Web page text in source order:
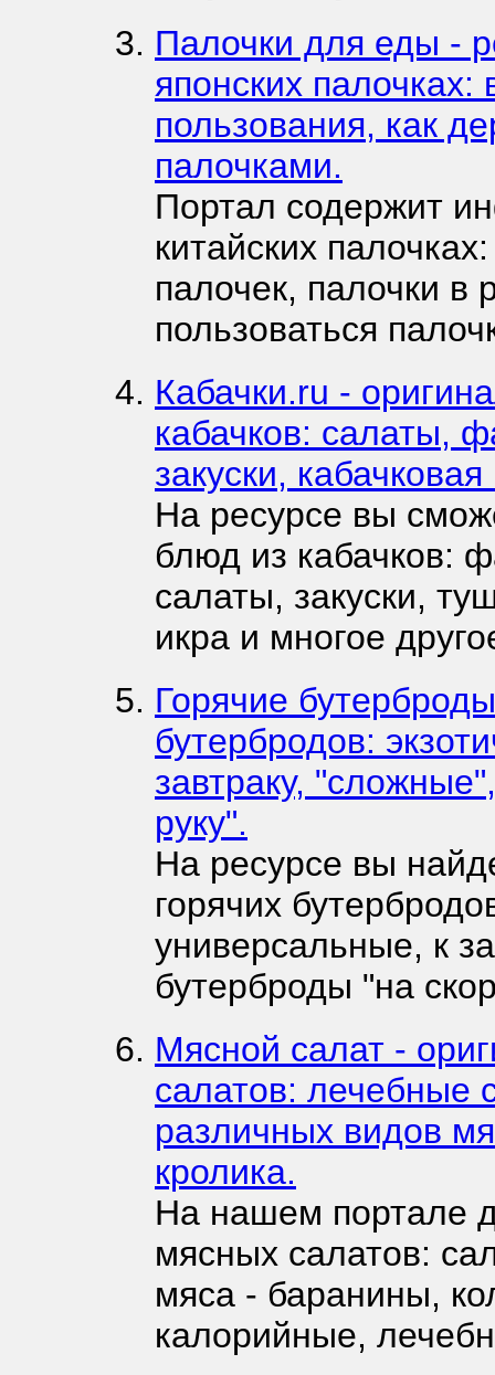
Палочки для еды -
японских
пользования, как
палочками.
Портал содержит
китайских
палочек, палочки в
пользоваться
Кабачки.ru -
кабачков: салаты,
закуски,
На ресурсе вы
блюд из кабачков:
салаты, закуски,
икра и многое
Горячие
бутербродов:
завтраку,
руку".
На ресурсе вы
горячих
универсальные, к
бутерброды "на
Мясной салат -
салатов: лечебные
различных видов
кролика.
На нашем портале
мясных салатов:
мяса - баранины,
калорийные,